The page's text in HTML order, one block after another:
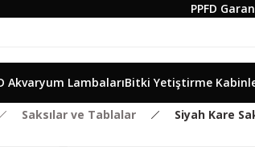
PPFD
Akvaryum LambalarıBitki Yetiştirme
Saksılar ve Tablalar Siyah Kare